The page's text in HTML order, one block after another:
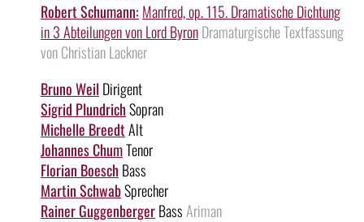
Robert Schumann: Manfred, op. 115. Dramatische Dichtung
in 3 Abteilungen von Lord ByronDramaturgische Textfassung
von Christian Lackner
Bruno Weil Dirigent
Sigrid PlundrichSopran
Michelle BreedtAlt
Johannes ChumTenor
Florian BoeschBass
Martin SchwabSprecher
Rainer GuggenbergerBass Ariman